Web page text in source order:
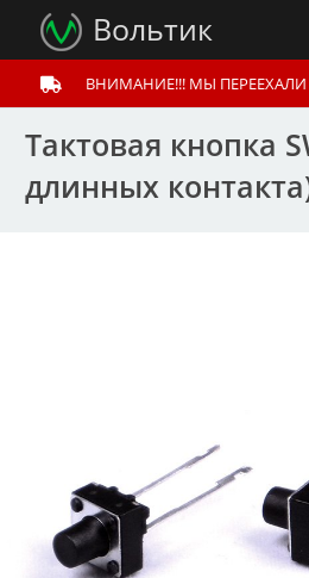
Вольтик
ВНИМАНИЕ!!! МЫ ПЕРЕЕХАЛИ
Тактовая кнопка
длинных